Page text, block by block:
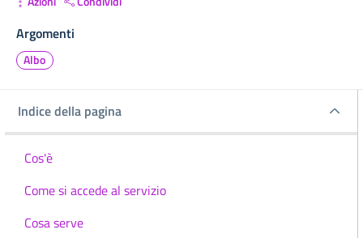
Argomenti
Albo
Indice della pagina
Indice della pagina
Cos'è
Come si accede al servizio
Cosa serve